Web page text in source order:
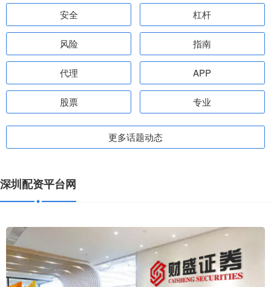
安全 杠杆
风险 指南
代理 APP
股票 专业
更多话题动态
深圳配资平台网